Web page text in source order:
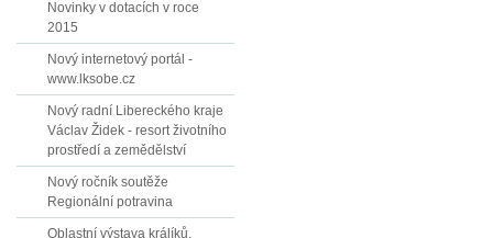
Novinky v dotacích v roce
2015
Nový internetový portál -
www.lksobe.cz
Nový radní Libereckého kraje
Václav Židek - resort životního
prostředí a zemědělství
Nový ročník soutěže
Regionální potravina
Oblastní výstava králíků,